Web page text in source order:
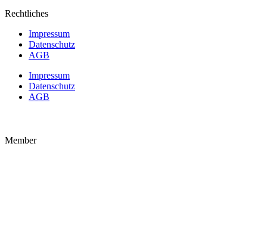
Rechtliches
Impressum
Datenschutz
AGB
Impressum
Datenschutz
AGB
Member